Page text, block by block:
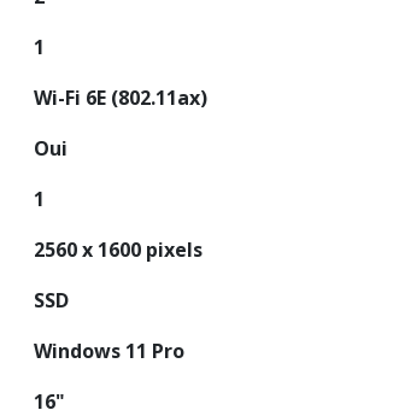
1
Wi-Fi 6E (802.11ax)
Oui
1
2560 x 1600 pixels
SSD
Windows 11 Pro
16"